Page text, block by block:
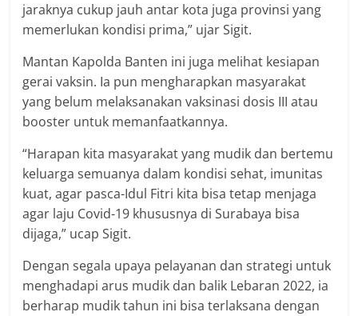
jaraknya cukup jauh antar kota juga provinsi yang
memerlukan kondisi prima,” ujar Sigit.
Mantan Kapolda Banten ini juga melihat kesiapan
gerai vaksin. Ia pun mengharapkan masyarakat
yang belum melaksanakan vaksinasi dosis III atau
booster untuk memanfaatkannya.
“Harapan kita masyarakat yang mudik dan bertemu
keluarga semuanya dalam kondisi sehat, imunitas
kuat, agar pasca-Idul Fitri kita bisa tetap menjaga
agar laju Covid-19 khususnya di Surabaya bisa
dijaga,” ucap Sigit.
Dengan segala upaya pelayanan dan strategi untuk
menghadapi arus mudik dan balik Lebaran 2022, ia
berharap mudik tahun ini bisa terlaksana dengan